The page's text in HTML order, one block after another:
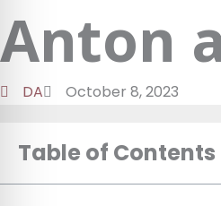
Anton
DA October 8, 2023
Table of Contents